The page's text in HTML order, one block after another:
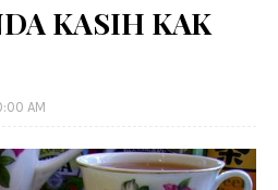
KASIH KAK
AM